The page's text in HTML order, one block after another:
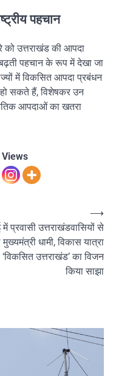
पहचान
को उत्तराखंड की आपदा
पहचान के रूप में देखा जा
में विकसित आपदा प्रबंधन
हो सकते हैं, विशेषकर उन
आपदाओं का खतरा
Views
में प्रवासी उत्तराखंडवासियों से
मुख्यमंत्री धामी, विकास यात्रा
उत्तराखंड’ का विजन
किया साझा
⟶